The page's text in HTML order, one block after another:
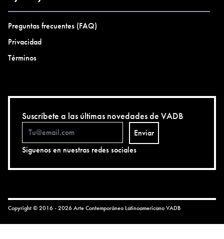
Preguntas frecuentes (FAQ)
Privacidad
Términos
Suscríbete a las últimas novedades de VADB
Enviar
Siguenos en nuestras redes sociales
Copyright © 2016 - 2026 Arte Contemporáneo LatinoamericanoVADB